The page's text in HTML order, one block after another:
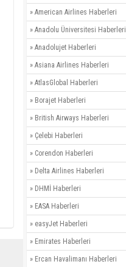
» American Airlines Haberleri
» Anadolu Üniversitesi Haberleri
» Anadolujet Haberleri
» Asiana Airlines Haberleri
» AtlasGlobal Haberleri
» Borajet Haberleri
» British Airways Haberleri
» Çelebi Haberleri
» Corendon Haberleri
» Delta Airlines Haberleri
» DHMİ Haberleri
» EASA Haberleri
» easyJet Haberleri
» Emirates Haberleri
» Ercan Havalimanı Haberleri